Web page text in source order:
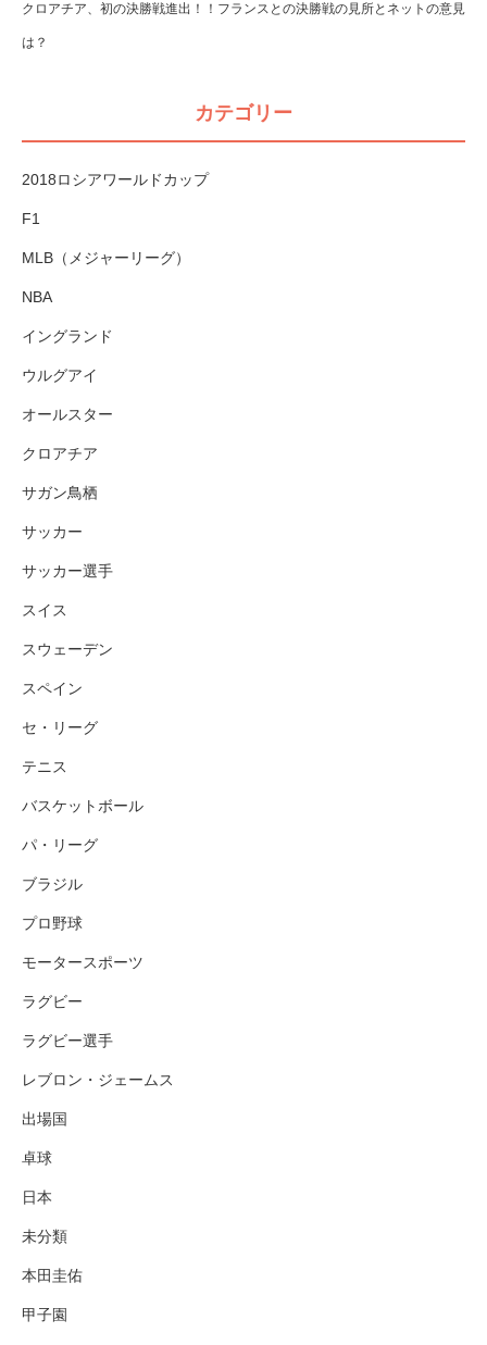
クロアチア、初の決勝戦進出！！フランスとの決勝戦の見所とネットの意見
は？
カテゴリー
2018ロシアワールドカップ
F1
MLB（メジャーリーグ）
NBA
イングランド
ウルグアイ
オールスター
クロアチア
サガン鳥栖
サッカー
サッカー選手
スイス
スウェーデン
スペイン
セ・リーグ
テニス
バスケットボール
パ・リーグ
ブラジル
プロ野球
モータースポーツ
ラグビー
ラグビー選手
レブロン・ジェームス
出場国
卓球
日本
未分類
本田圭佑
甲子園